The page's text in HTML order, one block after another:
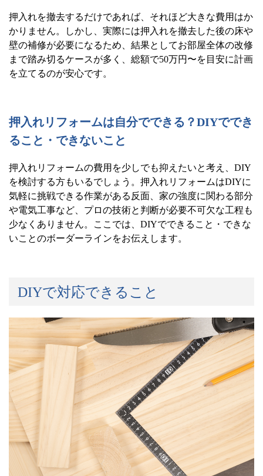
押入れを撤去するだけであれば、それほど大きな費用はか
かりません。しかし、実際には押入れを撤去した後の床や
壁の補修が必要になるため、結果としてお部屋全体の改修
まで踏み切るケースが多く、総額で50万円〜を目安に計画
を立てるのが安心です。
押入れリフォームは自分でできる？DIYででき
ること・できないこと
押入れリフォームの費用を少しでも抑えたいと考え、 DIY
を検討する方もいるでしょう。押入れリフォームはDIYに
気軽に挑戦できる作業がある反面、家の強度に関わる部分
や電気工事など、プロの技術と判断が必要不可欠な工程も
少なくありません。ここでは、 DIYでできること・できな
いことのボーダーラインをお伝えします。
DIYで対応できること